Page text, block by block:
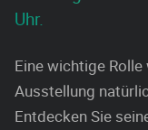
Uhr.
Eine wichtige
Ausstellung
Entdecken Sie